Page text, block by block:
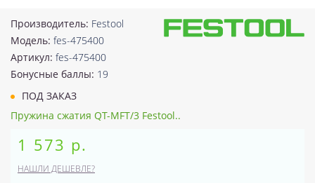
Производитель: Festool
Модель: fes-475400
Артикул: fes-475400
Бонусные баллы: 19
ПОД ЗАКАЗ
Пружина сжатия QT-MFT/3 Festool..
1 573 р.
НАШЛИ ДЕШЕВЛЕ?